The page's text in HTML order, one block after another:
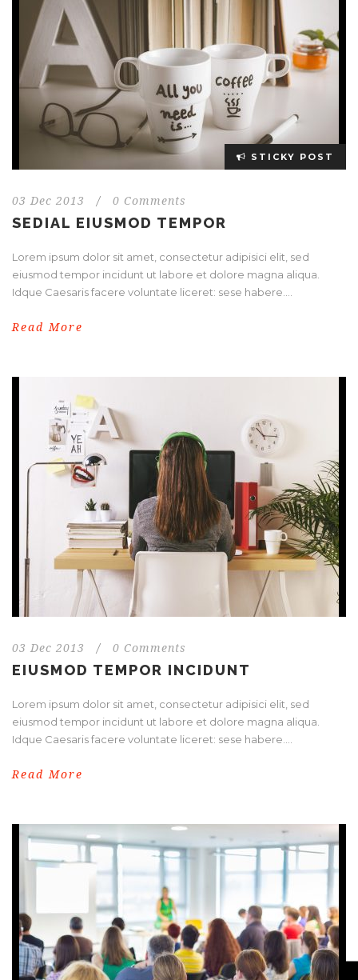
STICKY POST
03 Dec 2013 / 0 Comments
SEDIAL EIUSMOD TEMPOR
Lorem ipsum dolor sit amet, consectetur adipisici elit, sed
eiusmod tempor incidunt ut labore et dolore magna aliqua.
Idque Caesaris facere voluntate liceret: sese habere....
Read More
03 Dec 2013 / 0 Comments
EIUSMOD TEMPOR INCIDUNT
Lorem ipsum dolor sit amet, consectetur adipisici elit, sed
eiusmod tempor incidunt ut labore et dolore magna aliqua.
Idque Caesaris facere voluntate liceret: sese habere....
Read More